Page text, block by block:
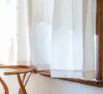
appuyant et en faisant